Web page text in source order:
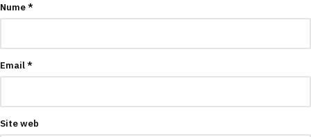
Nume*
Email*
Site web